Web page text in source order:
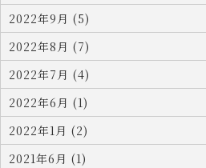
2022年9月 (5)
2022年8月 (7)
2022年7月 (4)
2022年6月 (1)
2022年1月 (2)
2021年6月 (1)